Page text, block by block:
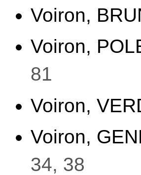
Voiron,
Voiron,
81
Voiron,
Voiron,
34, 38